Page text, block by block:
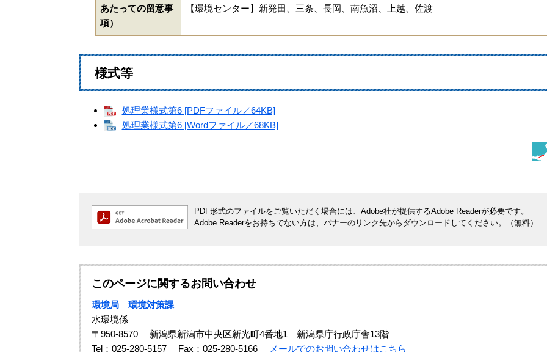
あたっての留意事
項）
【環境センター】新発田、三条、長岡、南魚沼、上越、佐渡
様式等
処理業様式第6 [PDFファイル／64KB]
処理業様式第6 [Wordファイル／68KB]
PDF形式のファイルをご覧いただく場合には、Adobe社が提供するAdobe Readerが必要です。
Adobe Readerをお持ちでない方は、バナーのリンク先からダウンロードしてください。（無料）
このページに関するお問い合わせ
環境局 環境対策課
水環境係
〒950-8570
新潟県新潟市中央区新光町4番地1 新潟県庁行政庁舎13階
Tel：025-280-5157
Fax：025-280-5166 メールでのお問い合わせはこちら